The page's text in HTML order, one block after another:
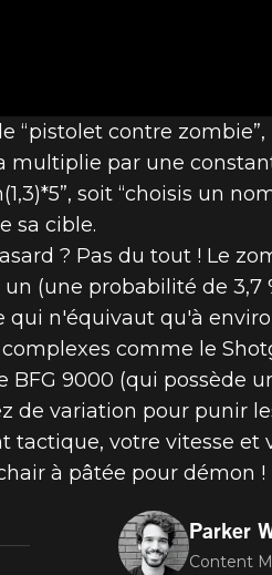
“pistolet contre
par une
soit “choisis un
sa cible.
? Pas du tout ! Le
(une probabilité de
qui n'équivaut qu'à
comme le
BFG 9000 (qui possède
de variation pour punir
tactique, votre vitesse
à pâtée pour démon !
Parker
Content